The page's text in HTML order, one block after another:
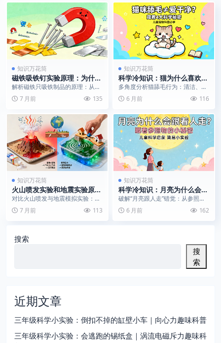
知识万花筒
磁铁吸铁钉实验原理：为什么
磁铁只吸铁制品？
解析磁铁只吸铁制品的原理：从磁
畴理论到铁磁性物质，一堂生动的
实验科学课。
7 月前 135
知识万花筒
科学冷知识：猫为什么喜欢舔
毛？
多角度分析猫舔毛行为：清洁、降
温、情绪安抚与营养获取，揭示背
后的复杂生命科学原因...
6 月前 116
知识万花筒
火山喷发实验和地震实验原理
有什么不同？
对比火山喷发与地震模拟实验：从
化学反应与机械波动的不同角度，
理解地球内部能量的释...
7 月前 113
知识万花筒
科学冷知识：月亮为什么会跟
着人走？
破解“月亮跟人走”错觉：从参照物
选择与天体距离的角度，解释这一
常见的视觉与心理现...
6 月前 162
搜索
搜
索
近期文章
三年级科学小实验：倒扣不掉的缸壁小车｜向心力趣味科普
三年级科学小实验：会逃跑的锡纸盒｜涡流电磁斥力趣味科